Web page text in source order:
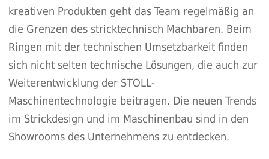
kreativen Produkten geht das Team regelmäßig an
die Grenzen des stricktechnisch Machbaren. Beim
Ringen mit der technischen Umsetzbarkeit finden
sich nicht selten technische Lösungen, die auch zur
Weiterentwicklung der STOLL-
Maschinentechnologie beitragen. Die neuen Trends
im Strickdesign und im Maschinenbau sind in den
Showrooms des Unternehmens zu entdecken.